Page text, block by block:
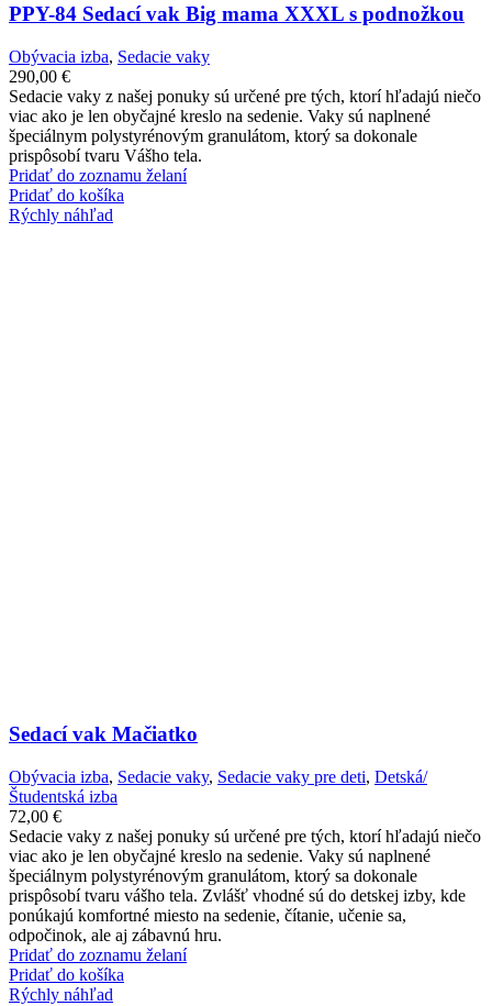
PPY-84 Sedací vak Big mama XXXL s podnožkou
Obývacia izba, Sedacie vaky
290,00 €
Sedacie vaky z našej ponuky sú určené pre tých, ktorí hľadajú niečo
viac ako je len obyčajné kreslo na sedenie. Vaky sú naplnené
špeciálnym polystyrénovým granulátom, ktorý sa dokonale
prispôsobí tvaru Vášho tela.
Pridať do zoznamu želaní
Pridať do košíka
Rýchly náhľad
Sedací vak Mačiatko
Obývacia izba, Sedacie vaky, Sedacie vaky pre deti, Detská/
Študentská izba
72,00 €
Sedacie vaky z našej ponuky sú určené pre tých, ktorí hľadajú niečo
viac ako je len obyčajné kreslo na sedenie. Vaky sú naplnené
špeciálnym polystyrénovým granulátom, ktorý sa dokonale
prispôsobí tvaru vášho tela. Zvlášť vhodné sú do detskej izby, kde
ponúkajú komfortné miesto na sedenie, čítanie, učenie sa,
odpočinok, ale aj zábavnú hru.
Pridať do zoznamu želaní
Pridať do košíka
Rýchly náhľad